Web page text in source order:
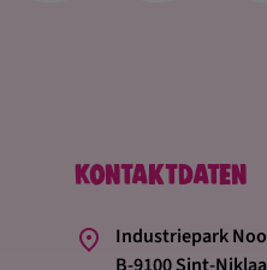
Kontaktdaten
Industriepark